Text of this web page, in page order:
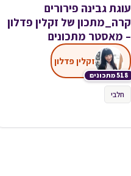
עוגת גבינה פירורים
קרה_מתכון של זקלין פדלון
– מאסטר מתכונים
518 מתכונים
זקלין פדלון
חלבי